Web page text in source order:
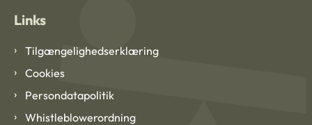
Links
Tilgængelighedserklæring
Cookies
Persondatapolitik
Whistleblowerordning